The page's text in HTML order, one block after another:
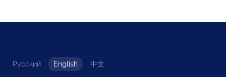
Русский English 中文